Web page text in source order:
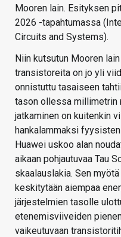
Mooren lain. Esityksen
2026 -tapahtumassa
Circuits and Systems).
Niin kutsutun Mooren
transistoreita on jo yli
onnistuttu tasaiseen
tason ollessa millimetrin
jatkaminen on kuitenkin
hankalammaksi
Huawei uskoo alan
aikaan pohjautuvaa Tau
skaalauslakia. Sen
keskitytään aiempaa
järjestelmien tasolle
etenemisviiveiden
vaikeutuvaan